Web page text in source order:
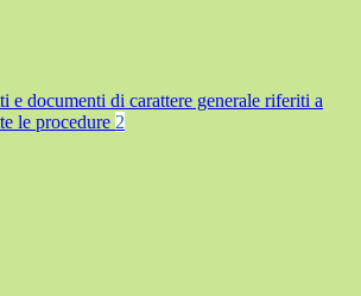
e documenti di carattere generale riferiti a
le procedure 2